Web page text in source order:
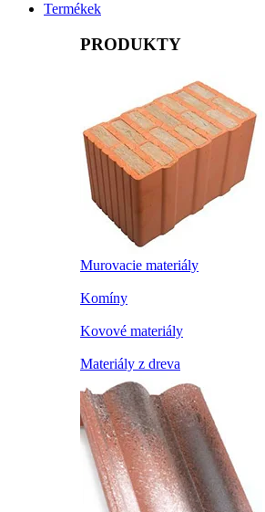
Termékek
PRODUKTY
Murovacie materiály
Komíny
Kovové materiály
Materiály z dreva